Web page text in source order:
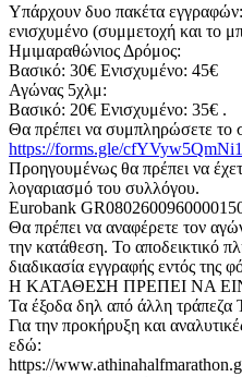
Υπάρχουν δυο πακέτα
ενισχυμένο (συμμετοχή και το
Ημιμαραθώνιος Δρόμος:
Βασικό: 30€ Ενισχυμένο: 45€
Αγώνας 5χλμ:
Βασικό: 20€ Ενισχυμένο: 35€ .
Θα πρέπει να συμπληρώσετε το
https://forms.gle/
Προηγουμένως θα πρέπει να
λογαριασμό του συλλόγου.
Eurobank
Θα πρέπει να αναφέρετε τον
την κατάθεση. Το αποδεικτικό
διαδικασία εγγραφής εντός της
Η ΚΑΤΑΘΕΣΗ ΠΡΕΠΕΙ ΝΑ
Τα έξοδα δηλ από άλλη
Για την προκήρυξη και
εδώ:
https://